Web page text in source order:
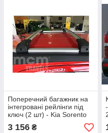
Поперечний багажник на
інтегровані рейлінги під
ключ (2 шт) - Kia Sorento
XM 2010-2015 рр.
3 156 ₴